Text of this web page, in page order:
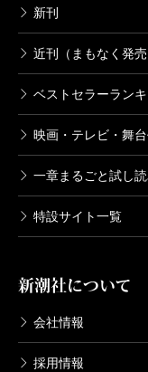
新刊
近刊（まもなく発売
ベストセラーラン
映画・テレビ・舞
一章まるごと試し
特設サイト一覧
新潮社について
会社情報
採用情報